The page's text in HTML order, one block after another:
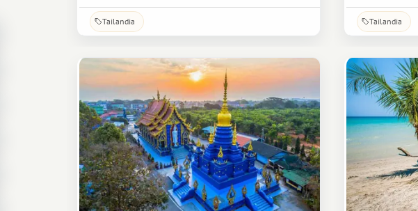
Tailandia
puedan
mismos.
Tailandia